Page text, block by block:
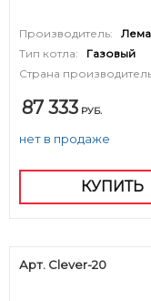
Производитель:
Тип котла:
Газовый
Страна
87 333 РУБ.
нет в продаже
КУПИТЬ
Арт. Clever-20